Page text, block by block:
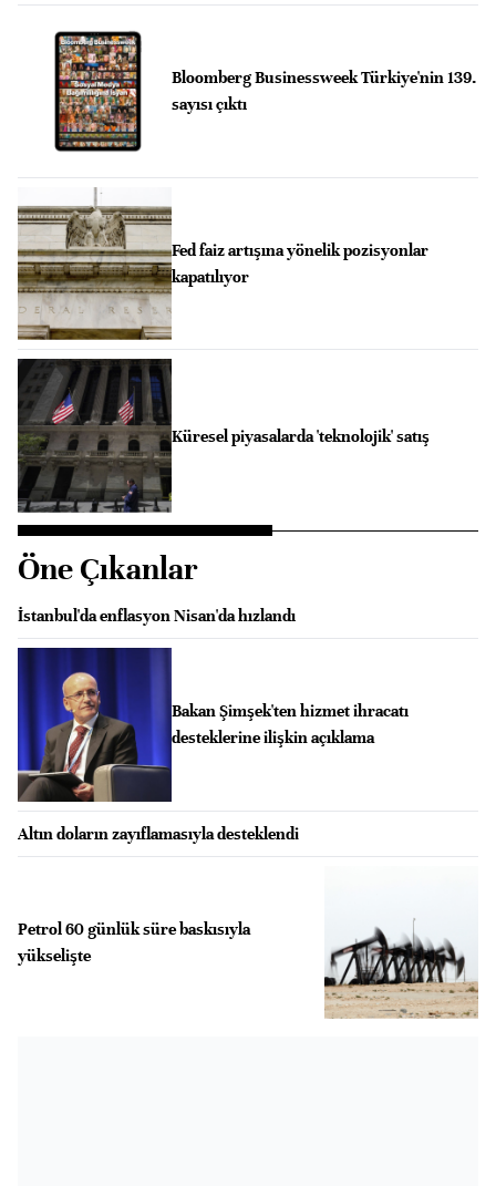
Bloomberg Businessweek Türkiye'nin 139.
sayısı çıktı
Fed faiz artışına yönelik pozisyonlar
kapatılıyor
Küresel piyasalarda 'teknolojik' satış
Öne Çıkanlar
İstanbul'da enflasyon Nisan'da hızlandı
Bakan Şimşek'ten hizmet ihracatı
desteklerine ilişkin açıklama
Altın doların zayıflamasıyla desteklendi
Petrol 60 günlük süre baskısıyla
yükselişte